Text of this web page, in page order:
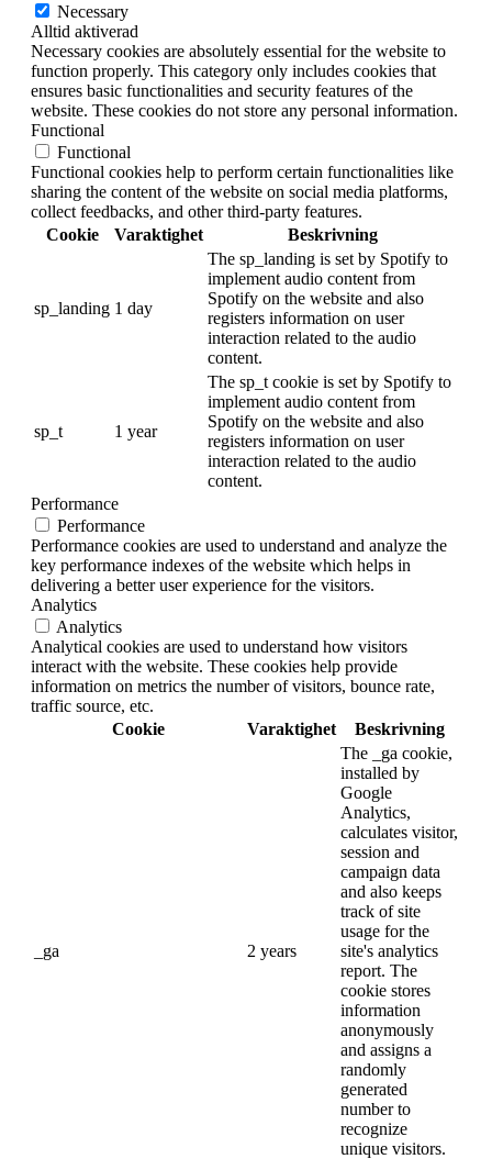
Necessary
Alltid aktiverad
Necessary cookies are absolutely essential for the website to
function properly. This category only includes cookies that
ensures basic functionalities and security features of the
website. These cookies do not store any personal information.
Functional
Functional
Functional cookies help to perform certain functionalities like
sharing the content of the website on social media platforms,
collect feedbacks, and other third-party features.
Cookie
Varaktighet Beskrivning
sp_landing 1 day
The sp_landing is set by Spotify to
implement audio content from
Spotify on the website and also
registers information on user
interaction related to the audio
content.
sp_t 1 year
The sp_t cookie is set by Spotify to
implement audio content from
Spotify on the website and also
registers information on user
interaction related to the audio
content.
Performance
Performance
Performance cookies are used to understand and analyze the
key performance indexes of the website which helps in
delivering a better user experience for the visitors.
Analytics
Analytics
Analytical cookies are used to understand how visitors
interact with the website. These cookies help provide
information on metrics the number of visitors, bounce rate,
traffic source, etc.
Cookie
Varaktighet Beskrivning
_ga 2 years
The _ga cookie,
installed by
Google
Analytics,
calculates visitor,
session and
campaign data
and also keeps
track of site
usage for the
site's analytics
report. The
cookie stores
information
anonymously
and assigns a
randomly
generated
number to
recognize
unique visitors.